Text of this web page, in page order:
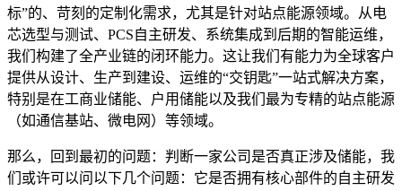
标”的、苛刻的定制化需求，尤其是针对站点能源领域。从电
芯选型与测试、PCS自主研发、系统集成到后期的智能运维，
我们构建了全产业链的闭环能力。这让我们有能力为全球客户
提供从设计、生产到建设、运维的“交钥匙”一站式解决方案，
特别是在工商业储能、户用储能以及我们最为专精的站点能源
（如通信基站、微电网）等领域。
那么，回到最初的问题：判断一家公司是否真正涉及储能，我
们或许可以问以下几个问题：它是否拥有核心部件的自主研发